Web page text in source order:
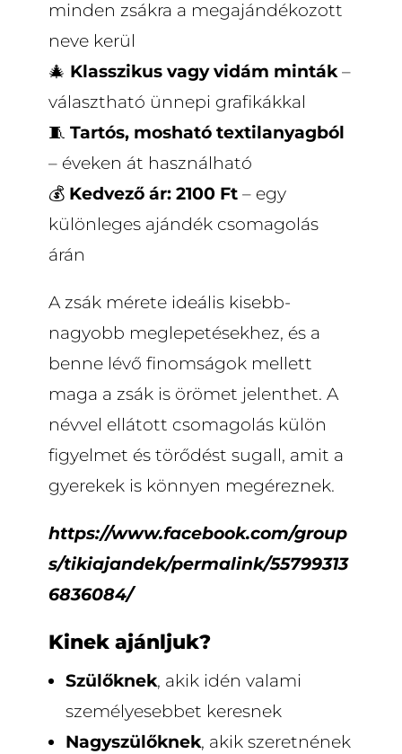
minden zsákra a megajándékozott
neve kerül
🎄 Klasszikus vagy vidám minták–
választható ünnepi grafikákkal
🧵 Tartós, mosható textilanyagból
– éveken át használható
💰 Kedvező ár: 2100 Ft– egy
különleges ajándék csomagolás
árán
A zsák mérete ideális kisebb-
nagyobb meglepetésekhez, és a
benne lévő finomságok mellett
maga a zsák is örömet jelenthet. A
névvel ellátott csomagolás külön
figyelmet és törődést sugall, amit a
gyerekek is könnyen megéreznek.
https://www.facebook.com/group
s/tikiajandek/permalink/55799313
6836084/
Kinek ajánljuk?
Szülőknek, akik idén valami
személyesebbet keresnek
Nagyszülőknek, akik szeretnének